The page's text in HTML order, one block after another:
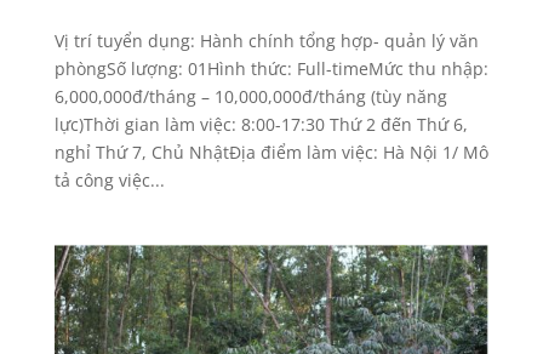
Vị trí tuyển dụng: Hành chính tổng hợp- quản lý văn
phòngSố lượng: 01Hình thức: Full-timeMức thu nhập:
6,000,000đ/tháng – 10,000,000đ/tháng (tùy năng
lực)Thời gian làm việc: 8:00-17:30 Thứ 2 đến Thứ 6,
nghỉ Thứ 7, Chủ NhậtĐịa điểm làm việc: Hà Nội 1/ Mô
tả công việc...